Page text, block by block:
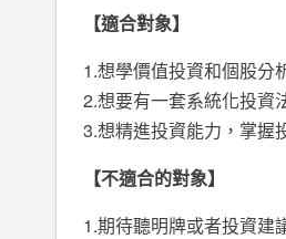
【適合對象】
1.想學價值投資和個股分
2.想要有一套系統化投資
3.想精進投資能力，掌握
【不適合的對象】
1.期待聽明牌或者投資建